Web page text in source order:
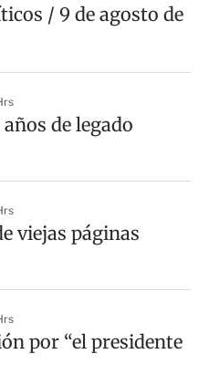
/ 9 de agosto de
de legado
viejas páginas
por “el presidente